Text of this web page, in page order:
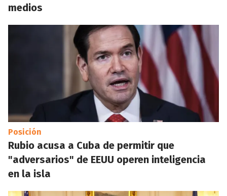
medios
Posición
Rubio acusa a Cuba de permitir que
"adversarios" de EEUU operen inteligencia
en la isla